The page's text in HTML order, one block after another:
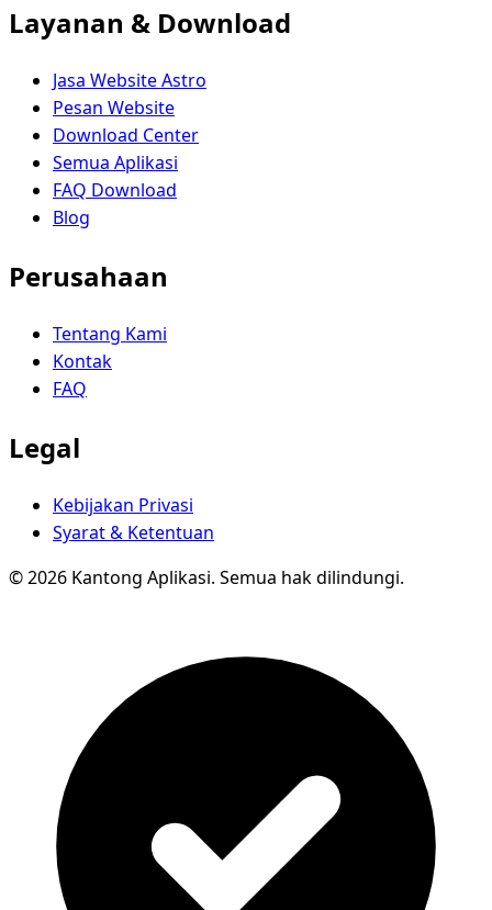
Layanan & Download
Jasa Website Astro
Pesan Website
Download Center
Semua Aplikasi
FAQ Download
Blog
Perusahaan
Tentang Kami
Kontak
FAQ
Legal
Kebijakan Privasi
Syarat & Ketentuan
© 2026 Kantong Aplikasi. Semua hak dilindungi.